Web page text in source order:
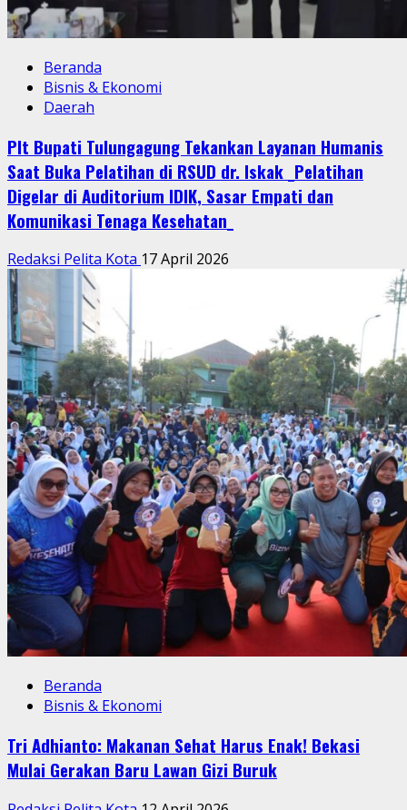
Beranda
Bisnis & Ekonomi
Daerah
Plt Bupati Tulungagung Tekankan Layanan Humanis
Saat Buka Pelatihan di RSUD dr. Iskak _Pelatihan
Digelar di Auditorium IDIK, Sasar Empati dan
Komunikasi Tenaga Kesehatan_
Redaksi Pelita Kota 17 April 2026
Beranda
Bisnis & Ekonomi
Tri Adhianto: Makanan Sehat Harus Enak! Bekasi
Mulai Gerakan Baru Lawan Gizi Buruk